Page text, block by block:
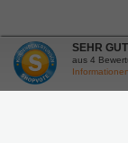
SEHR GUT
aus 4